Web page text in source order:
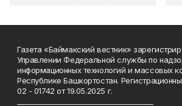
Газета «Баймакский вестник»
Управлении Федеральной службы по
информационных технологий и массовых
Республике Башкортостан.
02 - 01742 от 19.05.2025 г.